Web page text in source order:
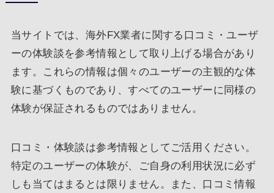
当サイトでは、海外FX業者に関する口コミ・ユーザ
ーの体験談を参考情報として取り上げる場合があり
ます。これらの情報は個々のユーザーの主観的な体
験に基づくものであり、すべてのユーザーに同様の
体験が保証されるものではありません。
口コミ・体験談は参考情報としてご活用ください。
特定のユーザーの体験が、ご自身の利用状況に必ず
しも当てはまるとは限りません。また、口コミ情報